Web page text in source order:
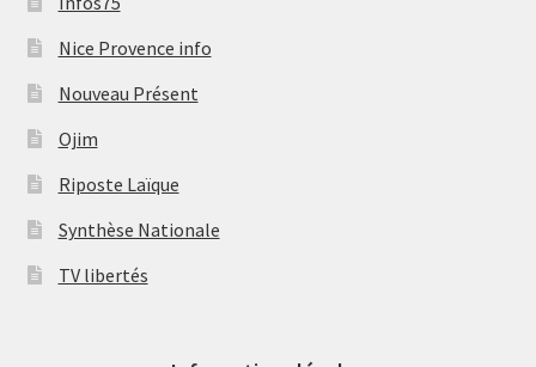
Nice Provence info
Nouveau Présent
Ojim
Riposte Laïque
Synthèse Nationale
TV libertés